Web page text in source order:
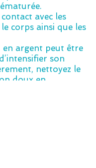
avec les
corps ainsi que les
argent peut être
son
nettoyez le
doux en